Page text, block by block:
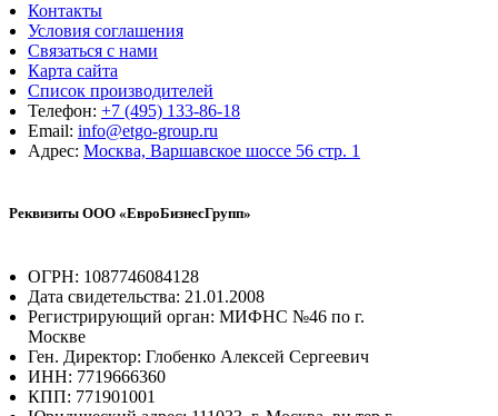
Контакты
Условия соглашения
Связаться с нами
Карта сайта
Список производителей
Телефон: +7 (495) 133-86-18
Email: info@etgo-group.ru
Адрес: Москва, Варшавское шоссе 56 стр. 1
Реквизиты ООО «ЕвроБизнесГрупп»
ОГРН: 1087746084128
Дата свидетельства: 21.01.2008
Регистрирующий орган: МИФНС №46 по г.
Москве
Ген. Директор: Глобенко Алексей Сергеевич
ИНН: 7719666360
КПП: 771901001